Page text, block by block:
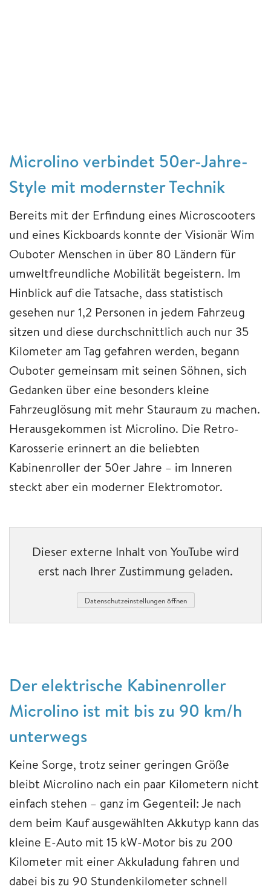
Microlino verbindet 50er-Jahre-
Style mit modernster Technik
Bereits mit der Erfindung eines Microscooters
und eines Kickboards konnte der Visionär Wim
Ouboter Menschen in über 80 Ländern für
umweltfreundliche Mobilität begeistern. Im
Hinblick auf die Tatsache, dass statistisch
gesehen nur 1,2 Personen in jedem Fahrzeug
sitzen und diese durchschnittlich auch nur 35
Kilometer am Tag gefahren werden, begann
Ouboter gemeinsam mit seinen Söhnen, sich
Gedanken über eine besonders kleine
Fahrzeuglösung mit mehr Stauraum zu machen.
Herausgekommen ist Microlino. Die Retro-
Karosserie erinnert an die beliebten
Kabinenroller der 50er Jahre – im Inneren
steckt aber ein moderner Elektromotor.
Dieser externe Inhalt von YouTube wird
erst nach Ihrer Zustimmung geladen.
Datenschutzeinstellungen öffnen
Der elektrische Kabinenroller
Microlino ist mit bis zu 90 km/h
unterwegs
Keine Sorge, trotz seiner geringen Größe
bleibt Microlino nach ein paar Kilometern nicht
einfach stehen – ganz im Gegenteil: Je nach
dem beim Kauf ausgewählten Akkutyp kann das
kleine E-Auto mit 15 kW-Motor bis zu 200
Kilometer mit einer Akkuladung fahren und
dabei bis zu 90 Stundenkilometer schnell